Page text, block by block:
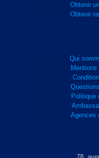
Obtenir
Obtenir
Qui
Politique
Agences